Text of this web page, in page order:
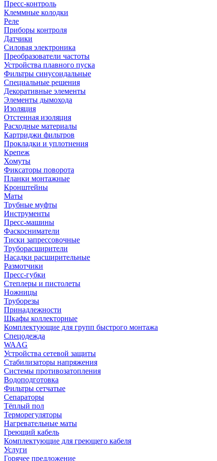
Пресс-контроль
Клеммные колодки
Реле
Приборы контроля
Датчики
Силовая электроника
Преобразователи частоты
Устройства плавного пуска
Фильтры синусоидальные
Специальные решения
Декоративные элементы
Элементы дымохода
Изоляция
Отстенная изоляция
Расходные материалы
Картриджи фильтров
Прокладки и уплотнения
Крепеж
Хомуты
Фиксаторы поворота
Планки монтажные
Кронштейны
Маты
Трубные муфты
Инструменты
Пресс-машины
Фаскосниматели
Тиски запрессовочные
Труборасширители
Насадки расширительные
Размотчики
Пресс-губки
Степлеры и пистолеты
Ножницы
Труборезы
Принадлежности
Шкафы коллекторные
Комплектующие для групп быстрого монтажа
Спецодежда
WAAG
Устройства сетевой защиты
Стабилизаторы напряжения
Системы противозатопления
Водоподготовка
Фильтры сетчатые
Сепараторы
Тёплый пол
Терморегуляторы
Нагревательные маты
Греющий кабель
Комплектующие для греющего кабеля
Услуги
Горячее предложение